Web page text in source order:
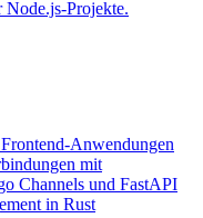
Node.js-Projekte.
Anwendungen
mit
Channels und FastAPI
in Rust